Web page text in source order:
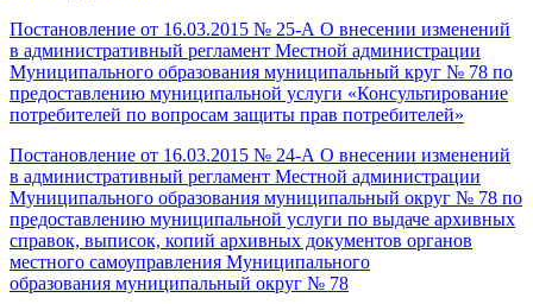
Постановление от 16.03.2015 № 25-А О внесении изменений
в административный регламент Местной администрации
Муниципального образования муниципальный круг № 78 по
предоставлению муниципальной услуги «Консультирование
потребителей по вопросам защиты прав потребителей»
Постановление от 16.03.2015 № 24-А О внесении изменений
в административный регламент Местной администрации
Муниципального образования муниципальный округ № 78 по
предоставлению муниципальной услуги по выдаче архивных
справок, выписок, копий архивных документов органов
местного самоуправления Муниципального
образования муниципальный округ № 78